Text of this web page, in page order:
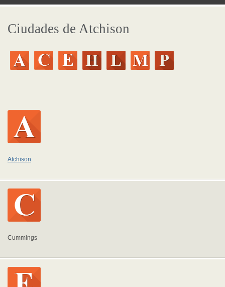
Ciudades de Atchison
Atchison
Cummings